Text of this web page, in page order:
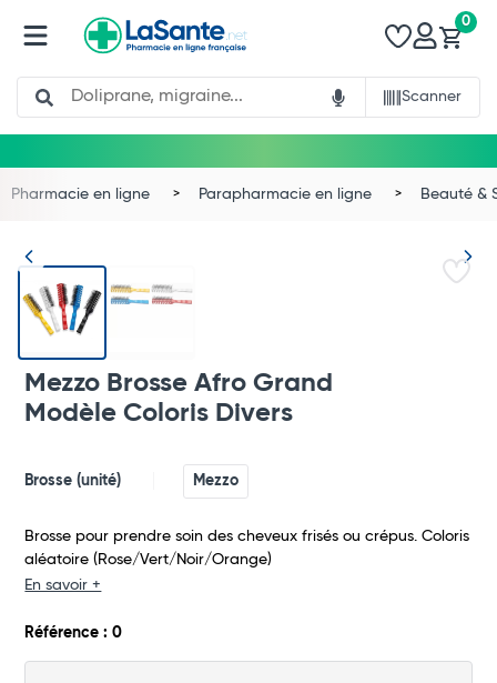
Search
Scanner
0
Total
Commander
Pharmacie en ligne Parapharmacie en ligne Beauté &
Mezzo Brosse Afro Grand
Modèle Coloris Divers
Brosse (unité) Mezzo
Brosse pour prendre soin des cheveux frisés ou crépus. Coloris
aléatoire (Rose/Vert/Noir/Orange)
En savoir +
Référence : 0